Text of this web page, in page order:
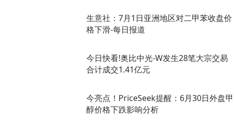
生意社：7月1日亚洲地区对二甲苯收盘价
格下滑-每日报道
今日快看!奥比中光-W发生28笔大宗交易
合计成交1.41亿元
今亮点！PriceSeek提醒：6月30日外盘甲
醇价格下跌影响分析